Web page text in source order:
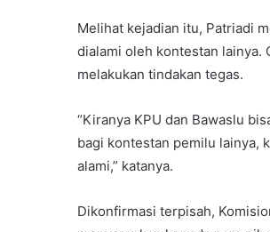
Melihat kejadian itu, Patriadi
dialami oleh kontestan lainya.
melakukan tindakan tegas.
“Kiranya KPU dan Bawaslu
bagi kontestan pemilu lainya,
alami,” katanya.
Dikonfirmasi terpisah,